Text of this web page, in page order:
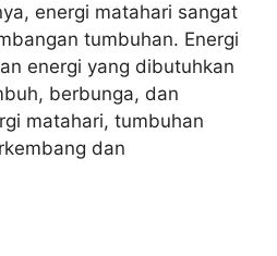
energi matahari sangat
tumbuhan. Energi
energi yang dibutuhkan
berbunga, dan
matahari, tumbuhan
dan